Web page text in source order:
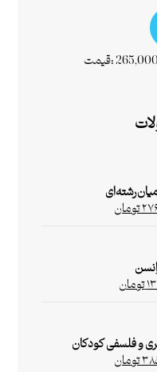
قیمت:
تومان
تومان
و فلسفی کودکان
تومان